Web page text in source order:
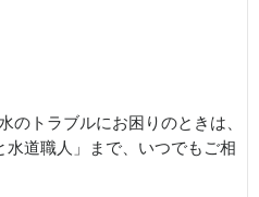
のトラブルにお困りのときは、
道職人」まで、いつでもご相